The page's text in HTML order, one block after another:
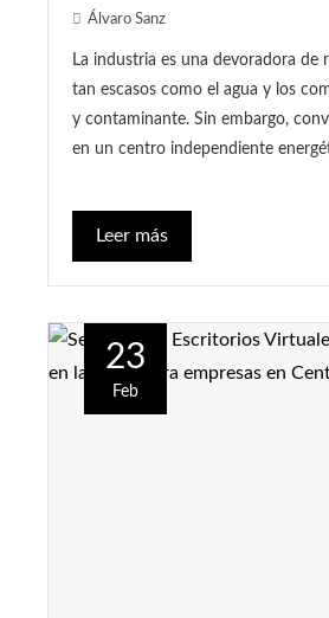
Álvaro Sanz
La industria es una devoradora de
tan escasos como el agua y los
y contaminante. Sin embargo,
en un centro independiente
Leer más
23
Feb